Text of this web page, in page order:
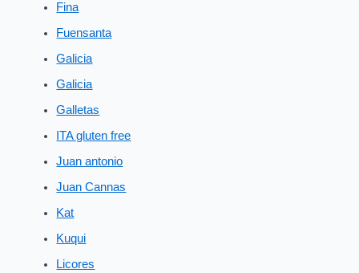
Fina
Fuensanta
Galicia
Galicia
Galletas
ITA gluten free
Juan antonio
Juan Cannas
Kat
Kuqui
Licores